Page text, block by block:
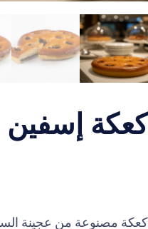
كعكة إسفين
كعكة مصنوعة من عجينة